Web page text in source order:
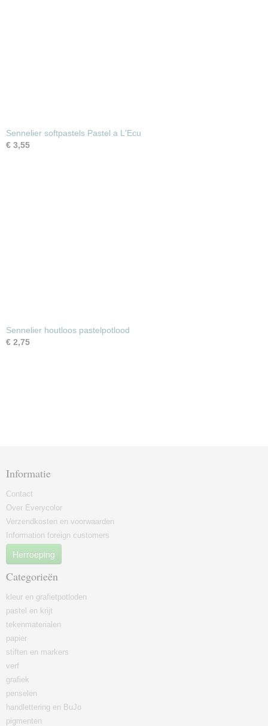
Sennelier softpastels Pastel a L'Ecu
€ 3,55
Sennelier houtloos pastelpotlood
€ 2,75
Informatie
Contact
Over Everycolor
Verzendkosten en voorwaarden
Information foreign customers
Herroeping
Categorieën
kleur en grafietpotloden
pastel en krijt
tekenmaterialen
papier
stiften en markers
verf
grafiek
penselen
handlettering en BuJo
pigmenten